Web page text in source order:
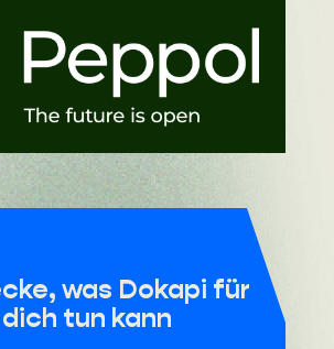
was Dokapi für
dich tun kann